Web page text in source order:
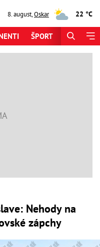
8. august,Oskar 22 °C
ŠPORT
Nehody na
zápchy